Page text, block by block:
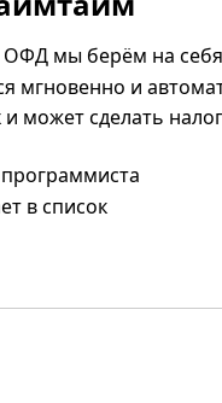
ОФД мы берём на себя
мгновенно и
и может сделать
в список